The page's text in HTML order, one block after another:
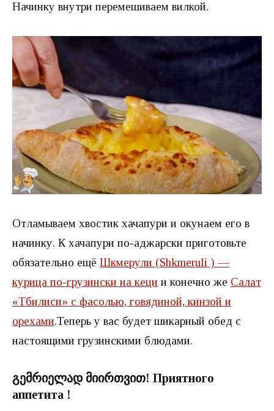
Начинку внутри перемешиваем вилкой.
Отламываем хвостик хачапури и окунаем его в
начинку. К хачапури по-аджарски приготовьте
обязательно ещё Шкмерули (Shkmeruli ) —
курица по-грузински на кеци и конечно же Салат
«Тбилиси» с фасолью, говядиной, кинзой и
орехами.Теперь у вас будет шикарный обед с
настоящими грузинскими блюдами.
გემრიელად მიირთვით! Приятного
аппетита !